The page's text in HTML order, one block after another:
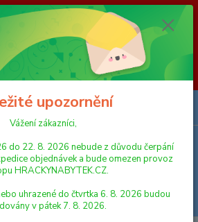
od 8. 8. 2026 do 23. 8. 2026 nebude z
expedice objednávek a bude omezen
Objednávky přijaté, nebo
budou expedovány v pátek 7. 8. 2026.
uhrazené od pátku 7. 8. 2026 do neděle 23. 8.
od pondělí 24. 8. 2026. Děkujeme za
HRACKYNABYTEK.CZ
Menu
Hledat
upozornění
Vážení zákazníci,
do 22. 8. 2026 nebude z důvodu čerpání
objednávek a bude omezen provoz
HRACKYNABYTEK.CZ.
uhrazené do čtvrtka 6. 8. 2026 budou
v pátek 7. 8. 2026.